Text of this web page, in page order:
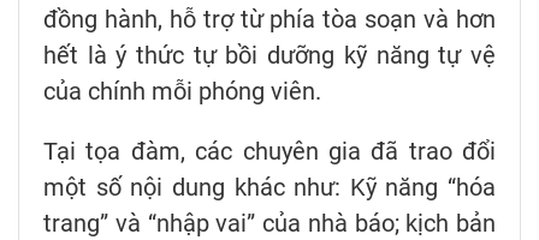
đồng hành, hỗ trợ từ phía tòa soạn và hơn
hết là ý thức tự bồi dưỡng kỹ năng tự vệ
của chính mỗi phóng viên.
Tại tọa đàm, các chuyên gia đã trao đổi
một số nội dung khác như: Kỹ năng “hóa
trang” và “nhập vai” của nhà báo; kịch bản